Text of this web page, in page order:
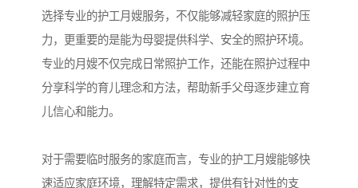
选择专业的护工月嫂服务，不仅能够减轻家庭的照护压
力，更重要的是能为母婴提供科学、安全的照护环境。
专业的月嫂不仅完成日常照护工作，还能在照护过程中
分享科学的育儿理念和方法，帮助新手父母逐步建立育
儿信心和能力。
对于需要临时服务的家庭而言，专业的护工月嫂能够快
速适应家庭环境，理解特定需求，提供有针对性的支